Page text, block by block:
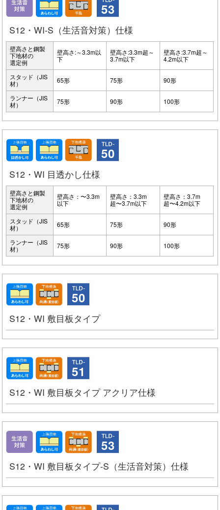
S12・WI-S（生活音対策）仕様
53
壁高さと鋼製
下地材の
選定例
壁高さ:～3.3m以
下
壁高さ:3.3m超～
3.7m以下
壁高さ:3.7m超～
4.2m以下
スタッド（JIS
材）
65形 75形 90形
ランナー（JIS
材）
75形 90形 100形
S12・WI 目透かし仕様
50
壁高さと鋼製
下地材の
選定例
壁高さ：〜3.3m
以下
壁高さ：3.3m
超〜3.7m以下
壁高さ：3.7m
超〜4.2m以下
スタッド（JIS
材）
65形 75形 90形
ランナー（JIS
材）
75形 90形 100形
S12・WI 敷目板タイプ
50
S12・WI 敷目板タイプ アクリア仕様
51
S12・WI 敷目板タイプ-S（生活音対策）仕様
53